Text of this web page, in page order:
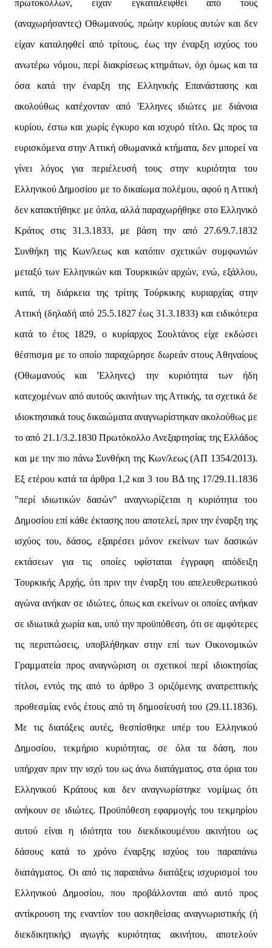
πρωτοκόλλων, είχαν εγκαταλειφθεί από τους
(αναχωρήσαντες) Οθωμανούς, πρώην κυρίους αυτών και δεν
είχαν καταληφθεί από τρίτους, έως την έναρξη ισχύος του
ανωτέρω νόμου, περί διακρίσεως κτημάτων, όχι όμως και τα
όσα κατά την έναρξη της Ελληνικής Επανάστασης και
ακολούθως κατέχονταν από 'Ελληνες ιδιώτες με διάνοια
κυρίου, έστω και χωρίς έγκυρο και ισχυρό τίτλο. Ως προς τα
ευρισκόμενα στην Αττική οθωμανικά κτήματα, δεν μπορεί να
γίνει λόγος για περιέλευσή τους στην κυριότητα του
Ελληνικού Δημοσίου με το δικαίωμα πολέμου, αφού η Αττική
δεν κατακτήθηκε με όπλα, αλλά παραχωρήθηκε στο Ελληνικό
Κράτος στις 31.3.1833, με βάση την από 27.6/9.7.1832
Συνθήκη της Κων/λεως και κατόπιν σχετικών συμφωνιών
μεταξύ των Ελληνικών και Τουρκικών αρχών, ενώ, εξάλλου,
κατά, τη διάρκεια της τρίτης Τούρκικης κυριαρχίας στην
Αττική (δηλαδή από 25.5.1827 έως 31.3.1833) και ειδικότερα
κατά το έτος 1829, ο κυρίαρχος Σουλτάνος είχε εκδώσει
θέσπισμα με το οποίο παραχώρησε δωρεάν στους Αθηναίους
(Οθωμανούς και 'Ελληνες) την κυριότητα των ήδη
κατεχομένων από αυτούς ακινήτων της Αττικής, τα σχετικά δε
ιδιοκτησιακά τους δικαιώματα αναγνωρίστηκαν ακολούθως με
το από 21.1/3.2.1830 Πρωτόκολλο Ανεξαρτησίας της Ελλάδος
και με την πιο πάνω Συνθήκη της Κων/λεως (ΑΠ 1354/2013).
Εξ ετέρου κατά τα άρθρα 1,2 και 3 του ΒΔ της 17/29.11.1836
"περί ιδιωτικών δασών" αναγνωρίζεται η κυριότητα του
Δημοσίου επί κάθε έκτασης που αποτελεί, πριν την έναρξη της
ισχύος του, δάσος, εξαιρέσει μόνον εκείνων των δασικών
εκτάσεων για τις οποίες υφίσταται έγγραφη απόδειξη
Τουρκικής Αρχής, ότι πριν την έναρξη του απελευθερωτικού
αγώνα ανήκαν σε ιδιώτες, όπως και εκείνων οι οποίες ανήκαν
σε ιδιωτικά χωρία και, υπό την προϋπόθεση, ότι σε αμφότερες
τις περιπτώσεις, υποβλήθηκαν στην επί των Οικονομικών
Γραμματεία προς αναγνώριση οι σχετικοί περί ιδιοκτησίας
τίτλοι, εντός της από το άρθρο 3 οριζόμενης ανατρεπτικής
προθεσμίας ενός έτους από τη δημοσίευσή του (29.11.1836).
Με τις διατάξεις αυτές, θεσπίσθηκε υπέρ του Ελληνικού
Δημοσίου, τεκμήριο κυριότητας, σε όλα τα δάση, που
υπήρχαν πριν την ισχύ του ως άνω διατάγματος, στα όρια του
Ελληνικού Κράτους και δεν αναγνωρίστηκε νομίμως ότι
ανήκουν σε ιδιώτες. Προϋπόθεση εφαρμογής του τεκμηρίου
αυτού είναι η ιδιότητα του διεκδικουμένου ακινήτου ως
δάσους κατά το χρόνο έναρξης ισχύος του παραπάνω
διατάγματος. Οι από τις παραπάνω διατάξεις ισχυρισμοί του
Ελληνικού Δημοσίου, που προβάλλονται από αυτό προς
αντίκρουση της εναντίον του ασκηθείσας αναγνωριστικής (ή
διεκδικητικής) αγωγής κυριότητας ακινήτου, αποτελούν